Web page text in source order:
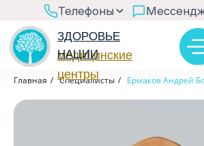
медицинские
центры
НАЦИИ
Телефоны Мессенджеры
Через бот MAX
Главная / Специалисты / Ермаков Андрей